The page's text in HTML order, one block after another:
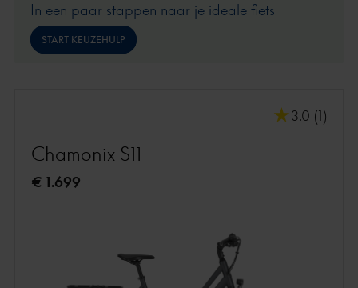
In een paar stappen naar je ideale fiets
START KEUZEHULP
3.0 (1)
Chamonix S11
€ 1.699